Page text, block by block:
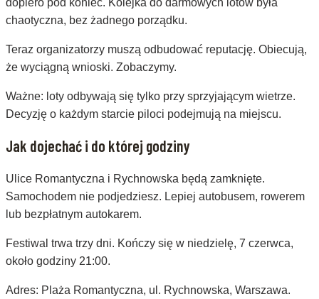
dopiero pod koniec. Kolejka do darmowych lotów była
chaotyczna, bez żadnego porządku.
Teraz organizatorzy muszą odbudować reputację. Obiecują,
że wyciągną wnioski. Zobaczymy.
Ważne: loty odbywają się tylko przy sprzyjającym wietrze.
Decyzję o każdym starcie piloci podejmują na miejscu.
Jak dojechać i do której godziny
Ulice Romantyczna i Rychnowska będą zamknięte.
Samochodem nie podjedziesz. Lepiej autobusem, rowerem
lub bezpłatnym autokarem.
Festiwal trwa trzy dni. Kończy się w niedzielę, 7 czerwca,
około godziny 21:00.
Adres: Plaża Romantyczna, ul. Rychnowska, Warszawa.